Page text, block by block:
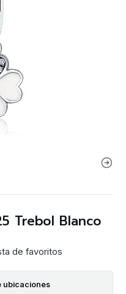
Trebol Blanco
de favoritos
ubicaciones